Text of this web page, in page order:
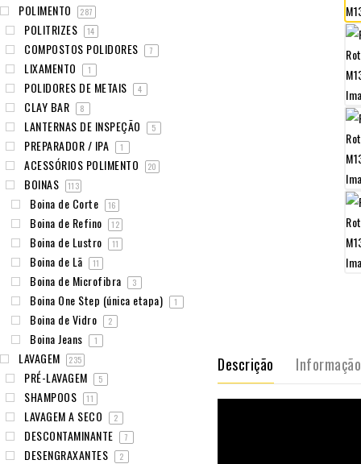
Descrição
POLIMENTO 287
POLITRIZES 14
COMPOSTOS POLIDORES 7
LIXAMENTO 1
POLIDORES DE METAIS 4
CLAY BAR 8
LANTERNAS DE INSPEÇÃO 5
PREPARADOR / IPA 1
ACESSÓRIOS POLIMENTO 20
BOINAS 113
Boina de Corte 16
Boina de Refino 12
Boina de Lustro 11
Boina de Lã 11
Boina de Microfibra 3
Boina One Step (única etapa) 1
Boina de Vidro 2
Boina Jeans 1
LAVAGEM 235
PRÉ-LAVAGEM 5
SHAMPOOS 11
LAVAGEM A SECO 2
DESCONTAMINANTE 7
DESENGRAXANTES 2